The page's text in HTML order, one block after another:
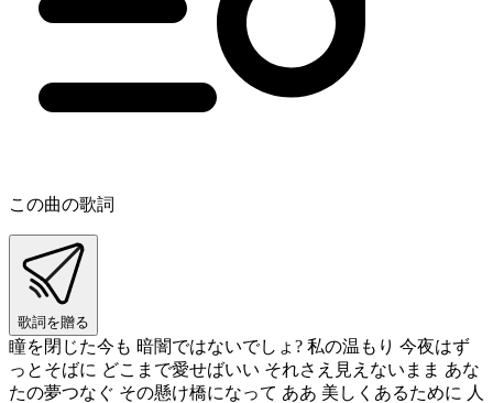
この曲の歌詞
歌詞を贈る
瞳を閉じた今も 暗闇ではないでしょ? 私の温もり 今夜はず
っとそばに どこまで愛せばいい それさえ見えないまま あな
たの夢つなぐ その懸け橋になって ああ 美しくあるために 人